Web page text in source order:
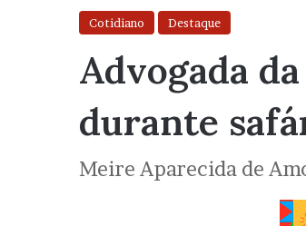
Cotidiano Destaque
Advogada
durante
Meire Aparecida de